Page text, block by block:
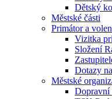
Dětský
Městské části
Primátor a
Vizitka
Složení
Dotazy
Městské